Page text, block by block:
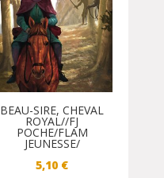
BEAU-SIRE, CHEVAL
ROYAL//FJ
POCHE/FLAM
JEUNESSE/
5,10 €